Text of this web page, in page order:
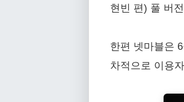
현빈 편) 풀 버
한편 넷마블은
차적으로 이용